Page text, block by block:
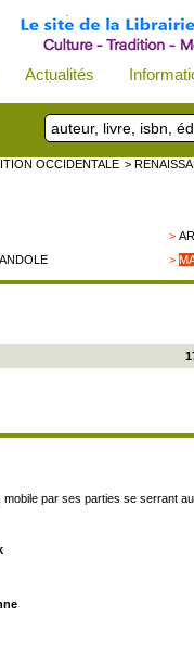
Actualités
OCCIDENTALE >
>
>
par ses parties se serrant